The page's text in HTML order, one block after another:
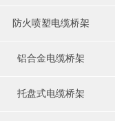
防火喷塑电缆桥架
铝合金电缆桥架
托盘式电缆桥架